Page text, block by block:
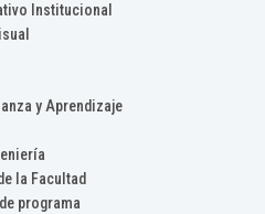
Institucional
y Aprendizaje
la Facultad
programa